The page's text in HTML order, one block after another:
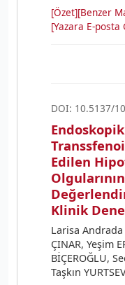
[Özet][Benzer
[Yazara E-posta
DOI: 10.5137/
Edilen
Klinik
Larisa Andrada
ÇINAR, Yeşim
BİÇEROĞLU,
Taşkın